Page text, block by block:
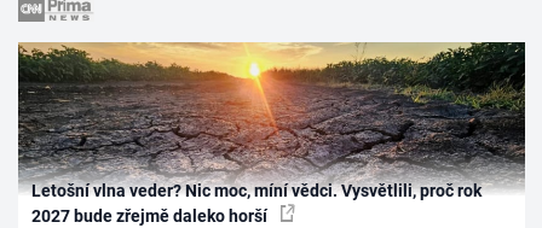
Letošní vlna veder? Nic moc, míní vědci. Vysvětlili, proč rok
2027 bude zřejmě daleko horší